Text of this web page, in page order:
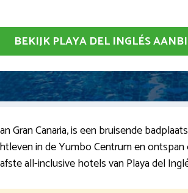
BEKIJK PLAYA DEL INGLÉS
Gran Canaria, is een bruisende
in de Yumbo Centrum en
all-inclusive hotels van Playa del